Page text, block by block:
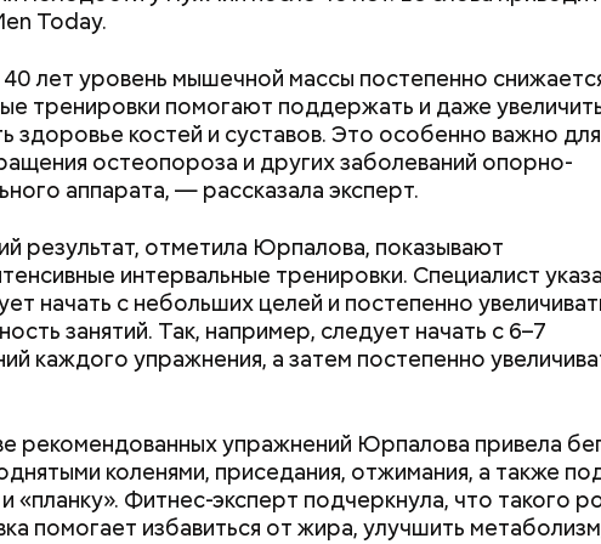
Today.
лет уровень мышечной массы постепенно
тренировки помогают поддержать и даже
здоровье костей и суставов. Это особенно важно для
остеопороза и других заболеваний опорно-
аппарата, — рассказала эксперт.
результат, отметила Юрпалова, показывают
интервальные тренировки. Специалист
начать с небольших целей и постепенно
занятий. Так, например, следует начать с 6–7
каждого упражнения, а затем постепенно
рекомендованных упражнений Юрпалова привела
коленями, приседания, отжимания, а также
«планку». Фитнес-эксперт подчеркнула, что такого
помогает избавиться от жира, улучшить
— укрепляет кости, зубы, волосы и ногти и оказывает
действие;
С — работает как антиоксидант, иммуномодулятор,
выработке соединительной ткани, улучшает тургор
— достаточно нежная и забирает излишки
сахара и соли тяжелых металлов;
стресса он держит сосуды под контролем и
более 300 реакций нашего организма. Также
влияет на нервную систему, успокаивает,
спазмы, — пояснила Соломатина.
рассказала, как
натуральную клубнику
антибиотиков
виде не рекомендован, достаточно 50–100 грамм в
день. Но отмечу, что при термообработке
его свойства, — напомнила Писарева.
Как поменять батареи дома и
не получить штраф
Как получить до 100
рублей от
трудной ситуации: